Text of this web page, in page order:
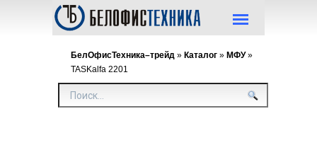
БелОфисТехника–трейд » Каталог » МФУ»
TASKalfa 2201